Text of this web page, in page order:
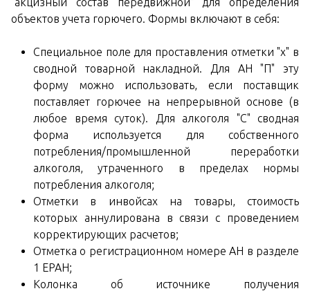
объектов учета горючего. Формы включают в себя:
Специальное поле для проставления отметки "х" в
сводной товарной накладной. Для АН "П" эту
форму можно использовать, если поставщик
поставляет горючее на непрерывной основе (в
любое время суток). Для алкоголя "С" сводная
форма используется для собственного
потребления/промышленной переработки
алкоголя, утраченного в пределах нормы
потребления алкоголя;
Отметки в инвойсах на товары, стоимость
которых аннулирована в связи с проведением
корректирующих расчетов;
Отметка о регистрационном номере АН в разделе
1 ЕРАН;
Колонка об источнике получения